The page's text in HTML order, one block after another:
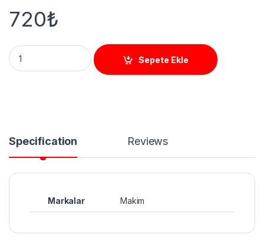
720₺
Hidrolik Kapı Kapayıcı 60-70 Kg quantity
Sepete Ekle
Specification Reviews
Markalar Makim